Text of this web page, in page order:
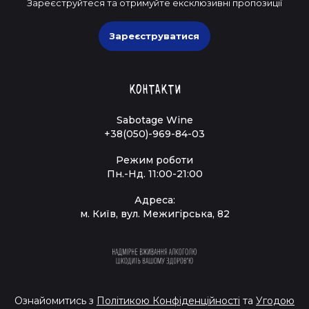
Зареєструйтеся та отримуйте ексклюзивні пропозиції
Зареєструватися
Контакти
Sabotage Wine
+38(050)-969-84-03
Режим роботи
Пн.-Нд. 11:00-21:00
Адреса:
м. Київ, вул. Межигірська, 82
Ознайомитись з Політикою Конфіденційності та Угодою